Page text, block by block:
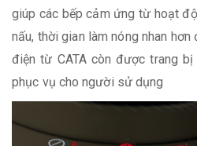
giúp các bếp cảm ứng từ hoạt
nấu, thời gian làm nóng nhan
điện từ CATA còn được trang
phục vụ cho người sử dụng